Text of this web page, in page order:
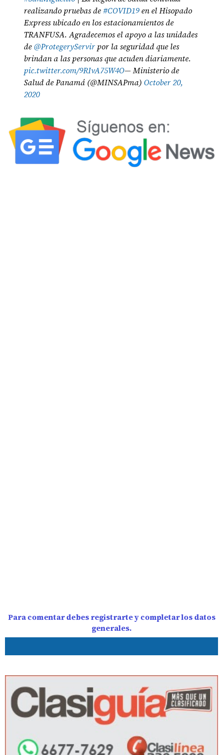
realizando pruebas de#COVID19en el Hisopado
Express ubicado en los estacionamientos de
TRANFUSA. Agradecemos el apoyo a las unidades
de @ProtegeryServir por la seguridad que les
brindan a las personas que acuden diariamente.
pic.twitter.com/9RIvA75W4O— Ministerio de
Salud de Panamá (@MINSAPma) October 20,
2020
Para comentar debes registrarte y completar los datos
generales.